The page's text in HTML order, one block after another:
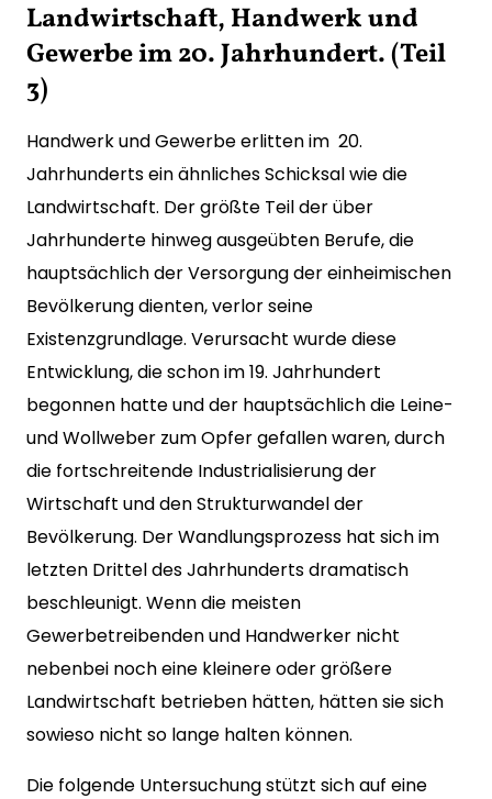
Landwirtschaft, Handwerk und
Gewerbe im 20. Jahrhundert. (Teil
3)
Handwerk und Gewerbe erlitten im 20.
Jahrhunderts ein ähnliches Schicksal wie die
Landwirtschaft. Der größte Teil der über
Jahrhunderte hinweg ausgeübten Berufe, die
hauptsächlich der Versorgung der einheimischen
Bevölkerung dienten, verlor seine
Existenzgrundlage. Verursacht wurde diese
Entwicklung, die schon im 19. Jahrhundert
begonnen hatte und der hauptsächlich die Leine-
und Wollweber zum Opfer gefallen waren, durch
die fortschreitende Industrialisierung der
Wirtschaft und den Strukturwandel der
Bevölkerung. Der Wandlungsprozess hat sich im
letzten Drittel des Jahrhunderts dramatisch
beschleunigt. Wenn die meisten
Gewerbetreibenden und Handwerker nicht
nebenbei noch eine kleinere oder größere
Landwirtschaft betrieben hätten, hätten sie sich
sowieso nicht so lange halten können.
Die folgende Untersuchung stützt sich auf eine